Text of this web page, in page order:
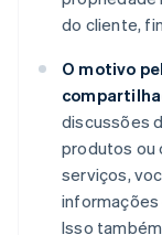
do cliente,
O motivo
discussões
produtos ou
serviços,
Isso